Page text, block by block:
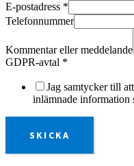
E-postadress *
Telefonnummer
Kommentar eller meddelande
GDPR-avtal *
Jag samtycker till
inlämnade information
SKICKA